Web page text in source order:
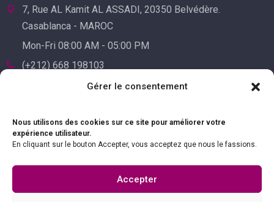
Gérer le consentement
Nous utilisons des cookies sur ce site pour améliorer votre
expérience utilisateur.
En cliquant sur le bouton Accepter, vous acceptez que nous le fassions.
Accepter
7, Rue AL Kamit AL ASSADI, 20350 Belvédère.
Casablanca - MAROC
Mon-Fri 08:00 AM - 05:00 PM
(+212) 668 198103
(+212) 522 241455